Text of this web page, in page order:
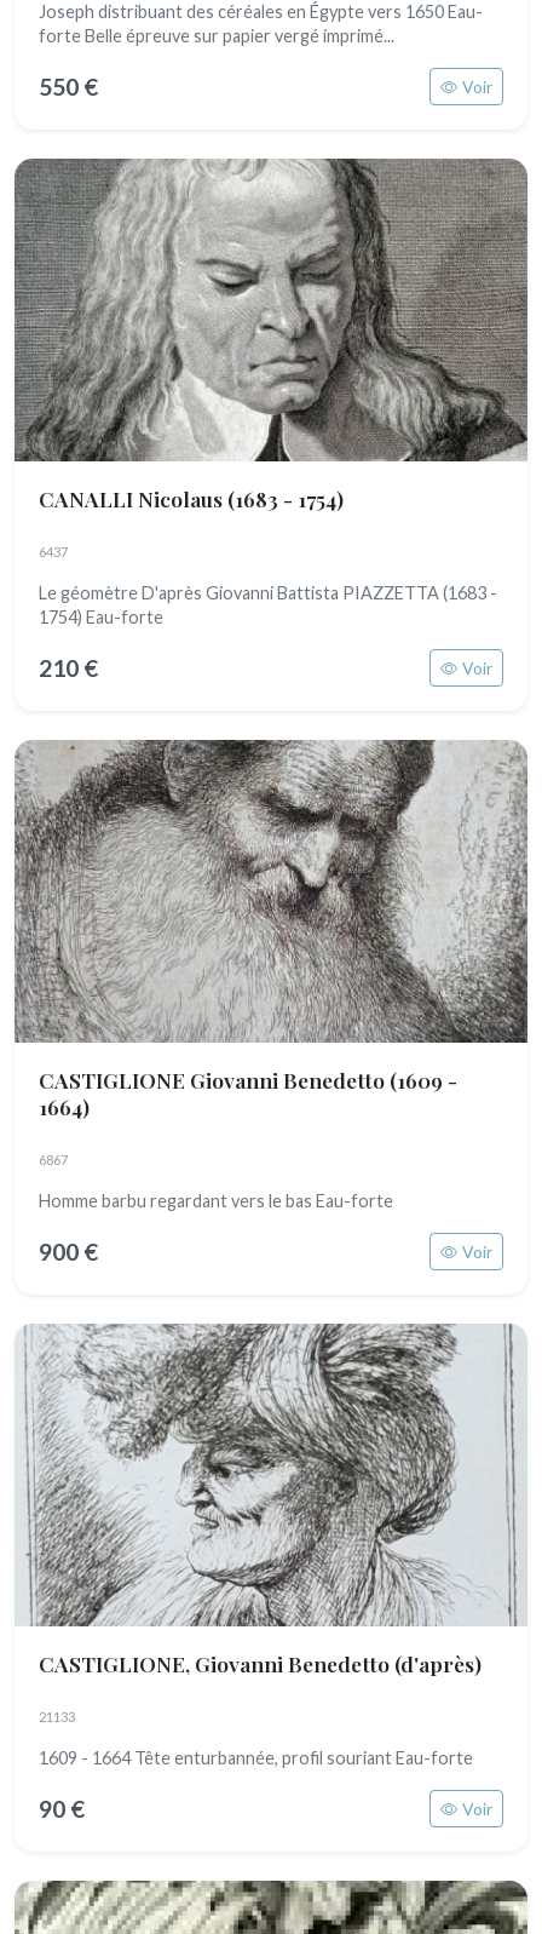
Joseph distribuant des céréales en Égypte vers 1650 Eau-
forte Belle épreuve sur papier vergé imprimé...
550 € Voir
CANALLI Nicolaus (1683 - 1754)
6437
Le géomètre D'après Giovanni Battista PIAZZETTA (1683 -
1754) Eau-forte
210 € Voir
CASTIGLIONE Giovanni Benedetto (1609 -
1664)
6867
Homme barbu regardant vers le bas Eau-forte
900 € Voir
CASTIGLIONE, Giovanni Benedetto (d'après)
21133
1609 - 1664 Tête enturbannée, profil souriant Eau-forte
90 € Voir